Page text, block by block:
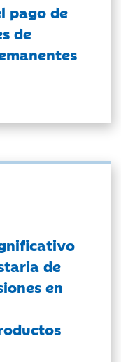
pago de
de
de
en